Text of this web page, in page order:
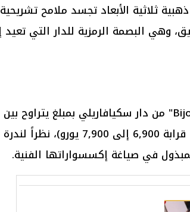
ثلاثية الأبعاد تجسد ملامح تشريحية
وهي البصمة الرمزية للدار التي تعيد
إلى 8,500 دولار أمريكي (ما يعادل قرابة 6,900 إلى 7,900 يورو)، نظراً لندرة
في صياغة إكسسواراتها الفنية.